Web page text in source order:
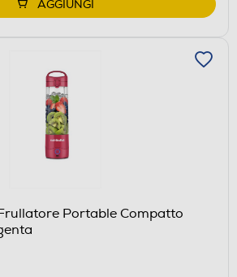
AGGIUNGI
Portable Compatto